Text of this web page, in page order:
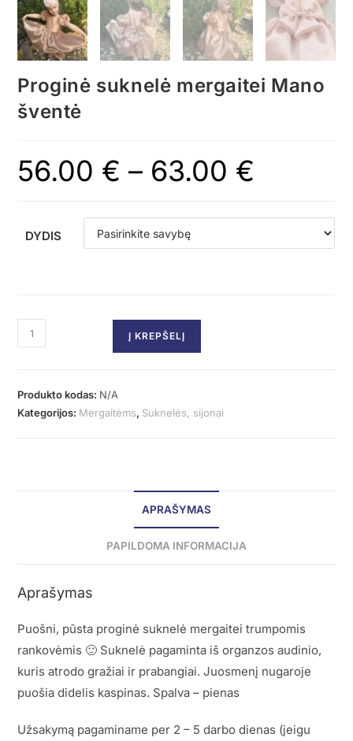
Proginė suknelė mergaitei Mano
šventė
56.00 € – 63.00 €
DYDIS
Į KREPŠELĮ
Produkto kodas: N/A
Kategorijos: Mergaitėms, Suknelės, sijonai
APRAŠYMAS
PAPILDOMA INFORMACIJA
Aprašymas
Puošni, pūsta proginė suknelė mergaitei trumpomis
rankovėmis 🙂 Suknelė pagaminta iš organzos audinio,
kuris atrodo gražiai ir prabangiai. Juosmenį nugaroje
puošia didelis kaspinas. Spalva – pienas
Užsakymą pagaminame per 2 – 5 darbo dienas (jeigu